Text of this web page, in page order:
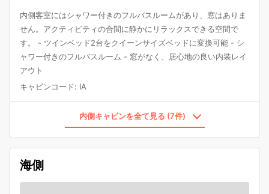
内側客室にはシャワー付きのフルバスルームがあり、窓はありま
せん。アクティビティの合間に静かにリラックスできる空間で
す。 - ツインベッド2台をクイーンサイズベッドに変換可能 - シ
ャワー付きのフルバスルーム - 窓がなく、居心地の良い内装レイ
アウト
キャビンコード: IA
内側キャビンを全て見る (7件)
海側